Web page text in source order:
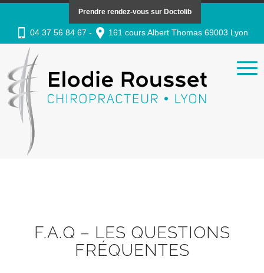
Prendre rendez-vous sur Doctolib
04 37 56 84 67 - 161 cours Albert Thomas 69003 Lyon
F.A.Q – LES QUESTIONS
FRÉQUENTES